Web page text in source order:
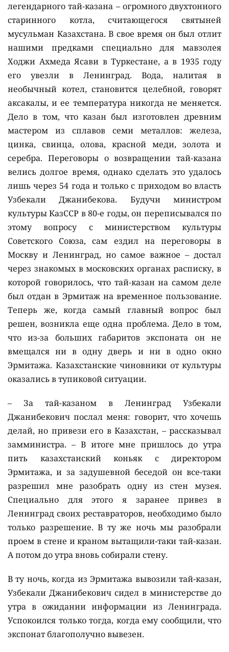
легендарного тай-казана – огромного двухтонного
старинного котла, считающегося святыней
мусульман Казахстана. В свое время он был отлит
нашими предками специально для мавзолея
Ходжи Ахмеда Ясави в Туркестане, а в 1935 году
его увезли в Ленинград. Вода, налитая в
необычный котел, становится целебной, говорят
аксакалы, и ее температура никогда не меняется.
Дело в том, что казан был изготовлен древним
мастером из сплавов семи металлов: железа,
цинка, свинца, олова, красной меди, золота и
серебра. Переговоры о возвращении тай-казана
велись долгое время, однако сделать это удалось
лишь через 54 года и только с приходом во власть
Узбекали Джанибекова. Будучи министром
культуры КазССР в 80-е годы, он переписывался по
этому вопросу с министерством культуры
Советского Союза, сам ездил на переговоры в
Москву и Ленинград, но самое важное – достал
через знакомых в московских органах расписку, в
которой говорилось, что тай-казан на самом деле
был отдан в Эрмитаж на временное пользование.
Теперь же, когда самый главный вопрос был
решен, возникла еще одна проблема. Дело в том,
что из-за больших габаритов экспоната он не
вмещался ни в одну дверь и ни в одно окно
Эрмитажа. Казахстанские чиновники от культуры
оказались в тупиковой ситуации.
– За тай-казаном в Ленинград Узбекали
Джанибекович послал меня: говорит, что хочешь
делай, но привези его в Казахстан, – рассказывал
замминистра. – В итоге мне пришлось до утра
пить казахстанский коньяк с директором
Эрмитажа, и за задушевной беседой он все-таки
разрешил мне разобрать одну из стен музея.
Специально для этого я заранее привез в
Ленинград своих реставраторов, необходимо было
только разрешение. В ту же ночь мы разобрали
проем в стене и краном вытащили-таки тай-казан.
А потом до утра вновь собирали стену.
В ту ночь, когда из Эрмитажа вывозили тай-казан,
Узбекали Джанибекович сидел в министерстве до
утра в ожидании информации из Ленинграда.
Успокоился только тогда, когда ему сообщили, что
экспонат благополучно вывезен.